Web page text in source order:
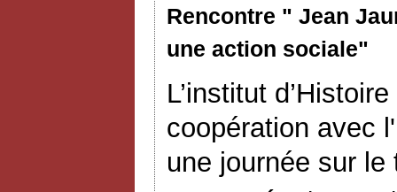
Rencontre " Jean
une action sociale"
L’institut
coopération avec
une journée sur le